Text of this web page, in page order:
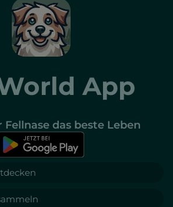
App
Fellnase das beste Leben